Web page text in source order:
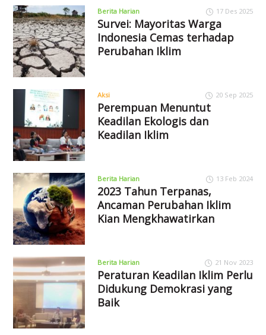
Berita Harian 17 Des 2025
Survei: Mayoritas Warga
Indonesia Cemas terhadap
Perubahan Iklim
Aksi 20 Sep 2025
Perempuan Menuntut
Keadilan Ekologis dan
Keadilan Iklim
Berita Harian 13 Feb 2024
2023 Tahun Terpanas,
Ancaman Perubahan Iklim
Kian Mengkhawatirkan
Berita Harian 21 Nov 2023
Peraturan Keadilan Iklim Perlu
Didukung Demokrasi yang
Baik